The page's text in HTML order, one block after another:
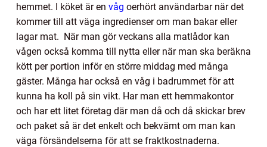
hemmet. I köket är en våg oerhört användarbar när det
kommer till att väga ingredienser om man bakar eller
lagar mat. När man gör veckans alla matlådor kan
vågen också komma till nytta eller när man ska beräkna
kött per portion inför en större middag med många
gäster. Många har också en våg i badrummet för att
kunna ha koll på sin vikt. Har man ett hemmakontor
och har ett litet företag där man då och då skickar brev
och paket så är det enkelt och bekvämt om man kan
väga försändelserna för att se fraktkostnaderna.